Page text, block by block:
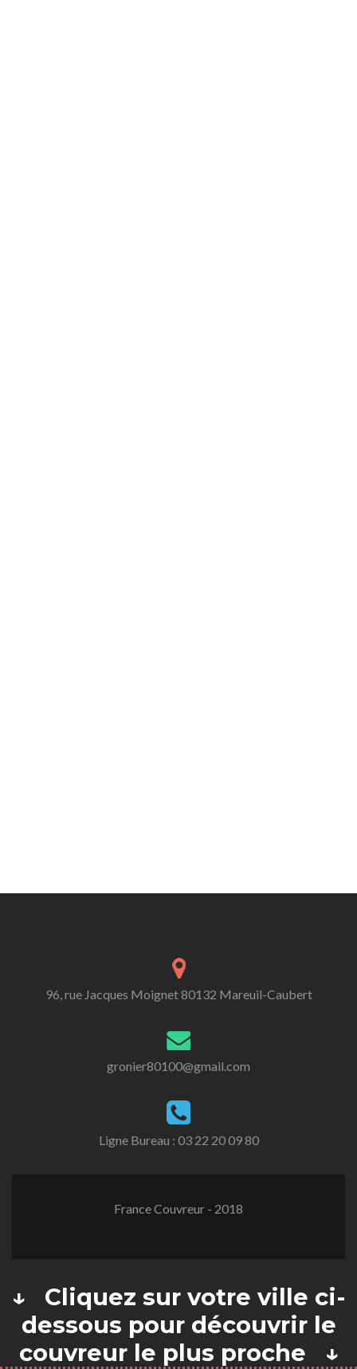
96, rue Jacques Moignet 80132 Mareuil-Caubert
gronier80100@gmail.com
Ligne Bureau : 03 22 20 09 80
France Couvreur - 2018
↓ Cliquez sur votre ville ci-
dessous pour découvrir le
couvreur le plus proche ↓